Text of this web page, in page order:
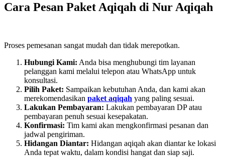
Cara Pesan Paket Aqiqah di Nur Aqiqah
Proses pemesanan sangat mudah dan tidak merepotkan.
Hubungi Kami: Anda bisa menghubungi tim layanan
pelanggan kami melalui telepon atau WhatsApp untuk
konsultasi.
Pilih Paket: Sampaikan kebutuhan Anda, dan kami akan
merekomendasikan paket aqiqah yang paling sesuai.
Lakukan Pembayaran: Lakukan pembayaran DP atau
pembayaran penuh sesuai kesepakatan.
Konfirmasi: Tim kami akan mengkonfirmasi pesanan dan
jadwal pengiriman.
Hidangan Diantar: Hidangan aqiqah akan diantar ke lokasi
Anda tepat waktu, dalam kondisi hangat dan siap saji.